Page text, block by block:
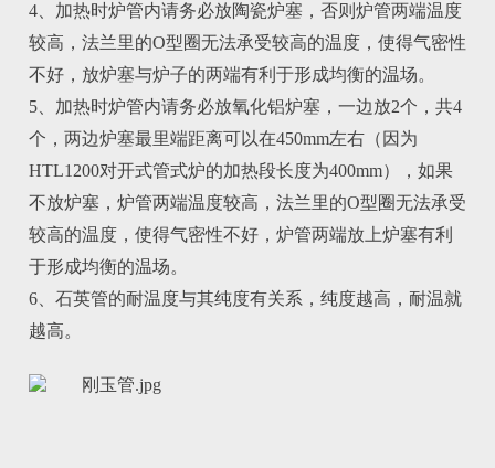
4、加热时炉管内请务必放陶瓷炉塞，否则炉管两端温度
较高，法兰里的O型圈无法承受较高的温度，使得气密性
不好，放炉塞与炉子的两端有利于形成均衡的温场。
5、加热时炉管内请务必放氧化铝炉塞，一边放2个，共4
个，两边炉塞最里端距离可以在450mm左右（因为
HTL1200对开式管式炉的加热段长度为400mm），如果
不放炉塞，炉管两端温度较高，法兰里的O型圈无法承受
较高的温度，使得气密性不好，炉管两端放上炉塞有利
于形成均衡的温场。
6、石英管的耐温度与其纯度有关系，纯度越高，耐温就
越高。